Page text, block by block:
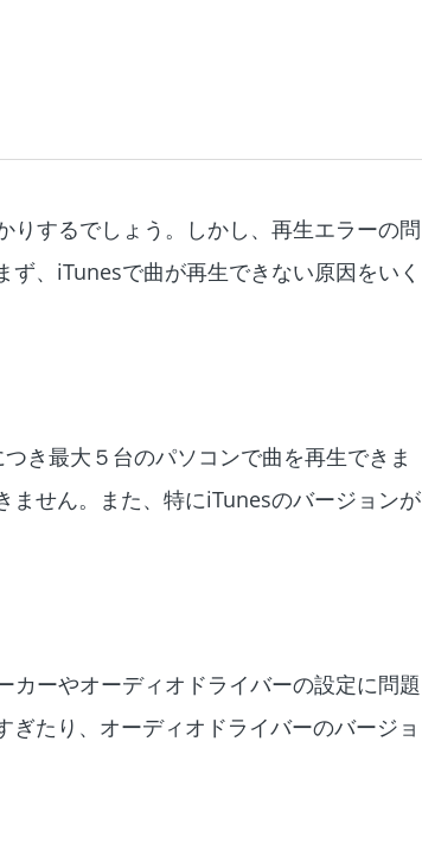
りするでしょう。しかし、再生エラーの問
、iTunesで曲が再生できない原因をいく
き最大５台のパソコンで曲を再生できま
ません。また、特にiTunesのバージョンが
ーやオーディオドライバーの設定に問題
たり、オーディオドライバーのバージョ